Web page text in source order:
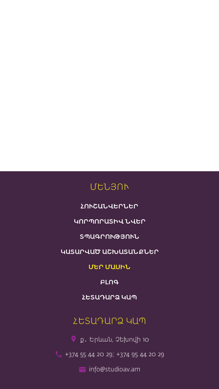
ՄԵՆՅՈՒ
ՀՈՒՇԱՆՎԵՐՆԵՐ
ԿՈՐՊՈՐԱՏԻՎ ՆՎԵՐ
ՏՊԱԳՐՈՒԹՅՈՒՆ
ԿԱՏԱՐՎԱԾ ԱՇԽԱՏԱՆՔՆԵՐ
ՄԵՐ ՄԱՍԻՆ
ԲԼՈԳ
ՀԵՏԱԴԱՐՁ ԿԱՊ
ՀԵՏԱԴԱՐՁ ԿԱՊ
ք․ Երևան, Չեխովի 10
+374 55 44 20 29; +374 95 44 20 29
info@studioav.am